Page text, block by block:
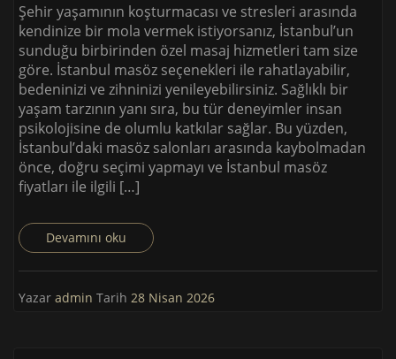
Şehir yaşamının koşturmacası ve stresleri arasında
kendinize bir mola vermek istiyorsanız, İstanbul’un
sunduğu birbirinden özel masaj hizmetleri tam size
göre. İstanbul masöz seçenekleri ile rahatlayabilir,
bedeninizi ve zihninizi yenileyebilirsiniz. Sağlıklı bir
yaşam tarzının yanı sıra, bu tür deneyimler insan
psikolojisine de olumlu katkılar sağlar. Bu yüzden,
İstanbul’daki masöz salonları arasında kaybolmadan
önce, doğru seçimi yapmayı ve İstanbul masöz
fiyatları ile ilgili […]
Devamını oku
Yazar admin Tarih 28 Nisan 2026